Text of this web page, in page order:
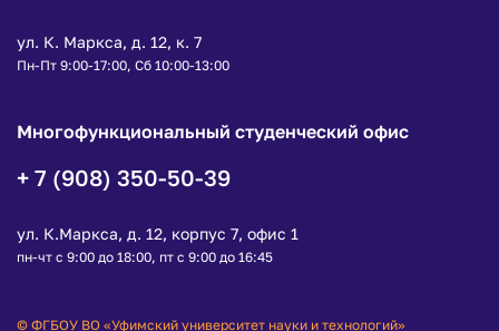
ул. К. Маркса, д. 12, к. 7
Пн-Пт 9:00-17:00, Сб 10:00-13:00
Многофункциональный студенческий офис
+ 7 (908) 350-50-39
ул. К.Маркса, д. 12, корпус 7, офис 1
пн-чт с 9:00 до 18:00, пт с 9:00 до 16:45
© ФГБОУ ВО «Уфимский университет науки и технологий»